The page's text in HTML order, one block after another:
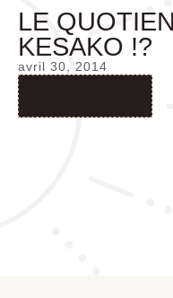
LE
KESAKO !?
avril 30, 2014